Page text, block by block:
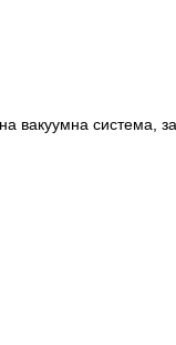
вакуумна система,